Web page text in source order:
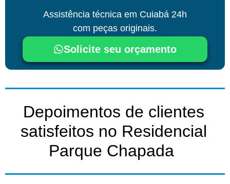
Assistência técnica em Cuiabá 24h
com peças originais.
Solicite seu orçamento
Depoimentos de clientes
satisfeitos no Residencial
Parque Chapada ​